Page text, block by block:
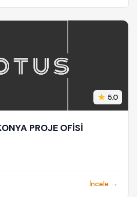
5.0
PROJE OFİSİ
İncele →